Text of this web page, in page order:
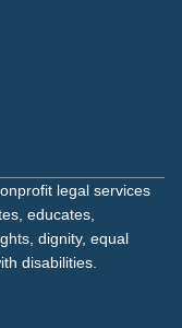
legal services
educates,
dignity, equal
disabilities.